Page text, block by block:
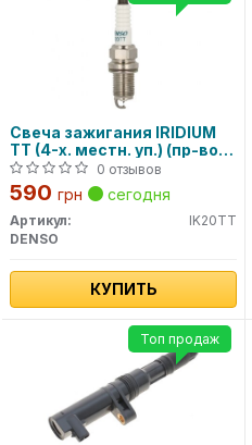
Свеча зажигания IRIDIUM
TT (4-х. местн. уп.) (пр-во
DENSO)
0 отзывов
590 грн сегодня
Артикул:
IK20TT
DENSO
КУПИТЬ
Топ продаж